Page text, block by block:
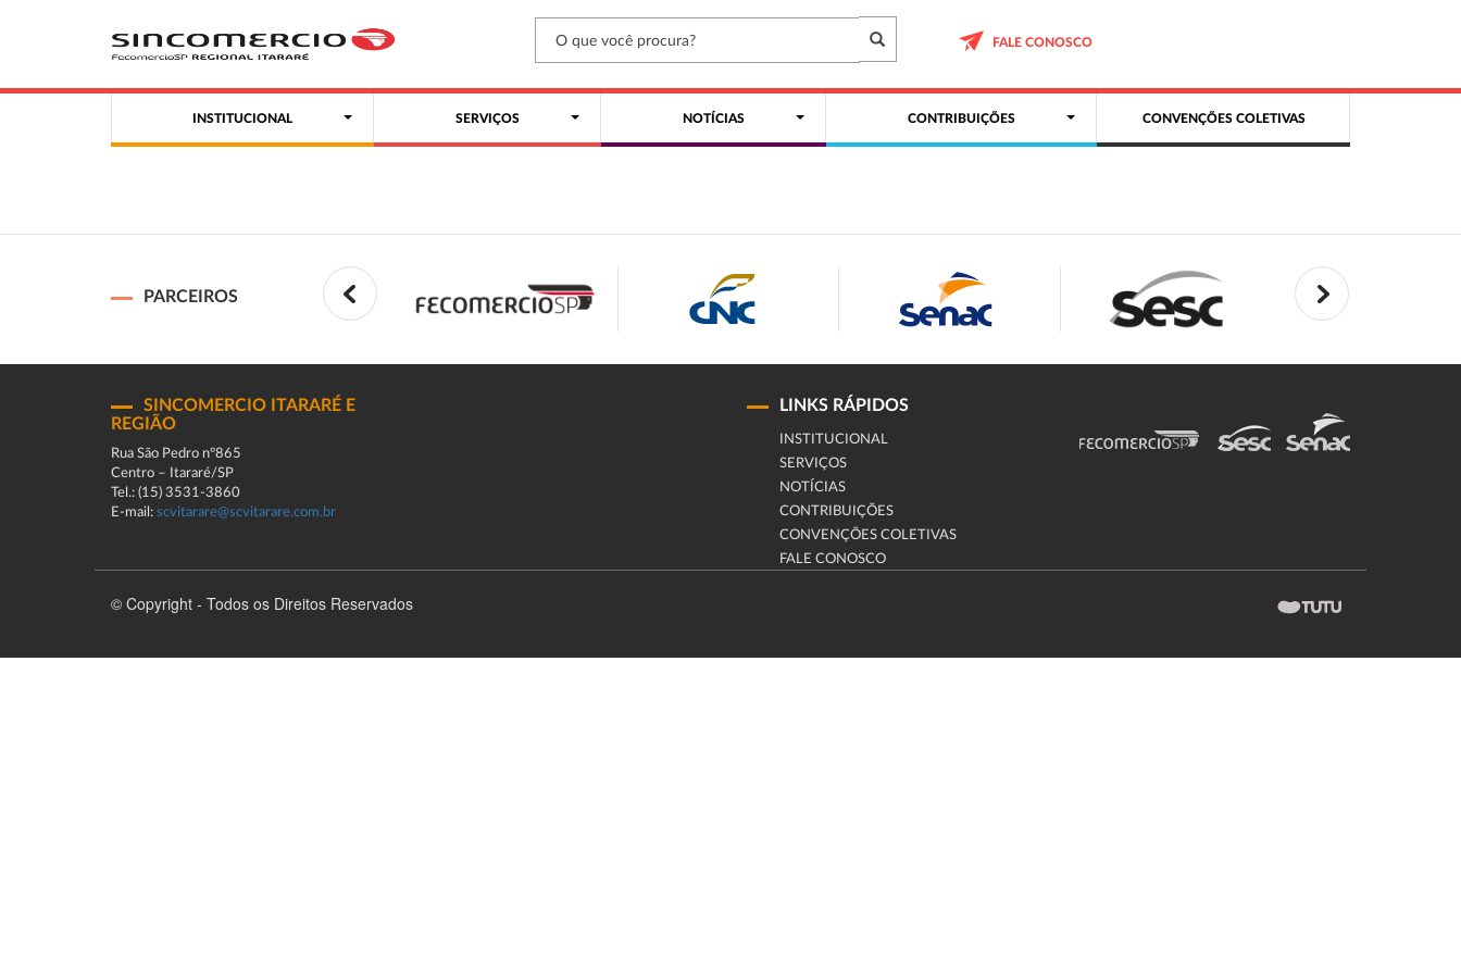
FALE CONOSCO
INSTITUCIONAL SERVIÇOS NOTÍCIAS CONTRIBUIÇÕES CONVENÇÕES COLETIVAS
PARCEIROS
SINCOMERCIO ITARARÉ E
REGIÃO
Rua São Pedro n°865
Centro – Itararé/SP
Tel.: (15) 3531-3860
E-mail: scvitarare@scvitarare.com.br
LINKS RÁPIDOS
INSTITUCIONAL
SERVIÇOS
NOTÍCIAS
CONTRIBUIÇÕES
CONVENÇÕES COLETIVAS
FALE CONOSCO
© Copyright - Todos os Direitos Reservados